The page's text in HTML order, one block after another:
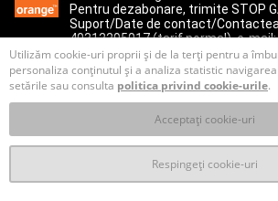
Utilizăm cookie-uri proprii și de la terți pentru a
personaliza conținutul și a analiza statistic
setările sau consulta politica privind cookie-urile.
Acceptați cookie-uri
Respingeți cookie-uri
Pentru dezabonare, trimite STOP
Suport/Date de contact/
40312295017(tarif normal), e-mail:
T&C Prelucrare